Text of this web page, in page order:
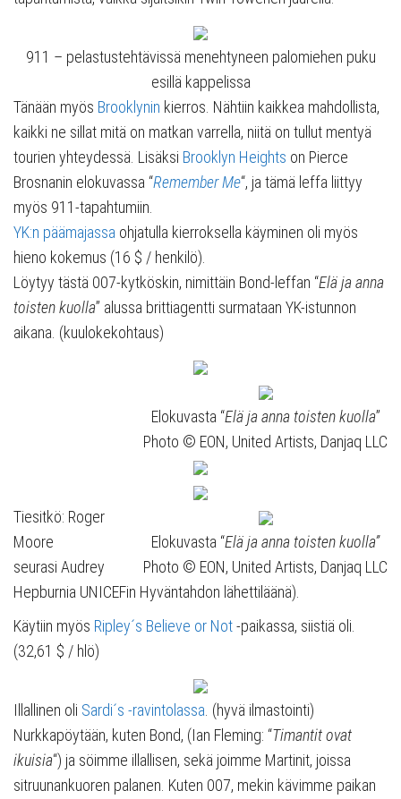
911 – pelastustehtävissä menehtyneen palomiehen puku
esillä kappelissa
Tänään myös Brooklynin kierros. Nähtiin kaikkea mahdollista,
kaikki ne sillat mitä on matkan varrella, niitä on tullut mentyä
tourien yhteydessä. Lisäksi Brooklyn Heights on Pierce
Brosnanin elokuvassa “Remember Me“, ja tämä leffa liittyy
myös 911-tapahtumiin.
YK:n päämajassa ohjatulla kierroksella käyminen oli myös
hieno kokemus (16 $ / henkilö).
Löytyy tästä 007-kytköskin, nimittäin Bond-leffan “Elä ja anna
toisten kuolla” alussa brittiagentti surmataan YK-istunnon
aikana. (kuulokekohtaus)
Elokuvasta “Elä ja anna toisten kuolla”
Photo © EON, United Artists, Danjaq LLC
Elokuvasta “Elä ja anna toisten kuolla”
Photo © EON, United Artists, Danjaq LLC
Tiesitkö: Roger
Moore
seurasi Audrey
Hepburnia UNICEFin Hyväntahdon lähettiläänä).
Käytiin myös Ripley´s Believe or Not-paikassa, siistiä oli.
(32,61 $ / hlö)
Illallinen oli Sardi´s -ravintolassa . (hyvä ilmastointi)
Nurkkapöytään, kuten Bond, (Ian Fleming: “Timantit ovat
ikuisia“) ja söimme illallisen, sekä joimme Martinit, joissa
sitruunankuoren palanen. Kuten 007, mekin kävimme paikan